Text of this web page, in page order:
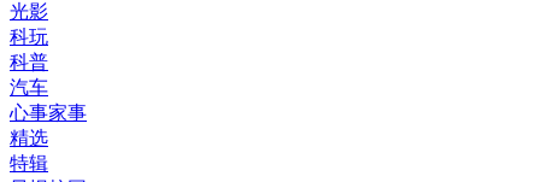
光影
科玩
科普
汽车
心事家事
精选
特辑